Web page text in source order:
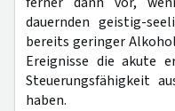
dauernden geistig-
bereits geringer
Ereignisse die akute
Steuerungsfähigkeit
haben.